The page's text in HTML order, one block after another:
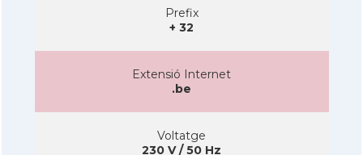
Prefix
+ 32
Extensió Internet
.be
Voltatge
230 V / 50 Hz